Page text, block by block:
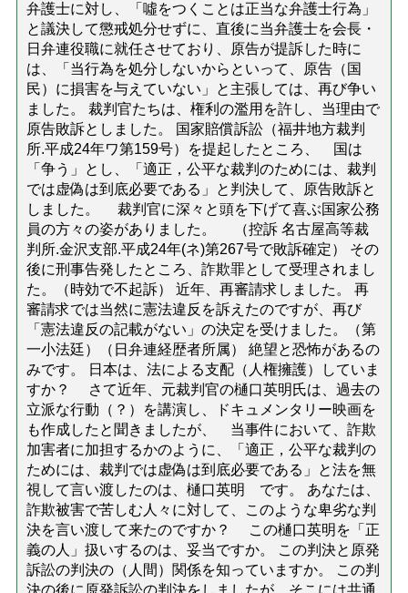
弁護士に対し、「噓をつくことは正当な弁護士行為」
と議決して懲戒処分せずに、直後に当弁護士を会長・
日弁連役職に就任させており、原告が提訴した時に
は、「当行為を処分しないからといって、原告（国
民）に損害を与えていない」と主張しては、再び争い
ました。 裁判官たちは、権利の濫用を許し、当理由で
原告敗訴としました。 国家賠償訴訟（福井地方裁判
所.平成24年ワ第159号）を提起したところ、 国は
「争う」とし、「適正，公平な裁判のためには、裁判
では虚偽は到底必要である」と判決して、原告敗訴と
しました。 裁判官に深々と頭を下げて喜ぶ国家公務
員の方々の姿がありました。 （控訴 名古屋高等裁
判所.金沢支部.平成24年(ネ)第267号で敗訴確定） その
後に刑事告発したところ、詐欺罪として受理されまし
た。（時効で不起訴） 近年、再審請求しました。 再
審請求では当然に憲法違反を訴えたのですが、再び
「憲法違反の記載がない」の決定を受けました。（第
一小法廷）（日弁連経歴者所属） 絶望と恐怖があるの
みです。 日本は、法による支配（人権擁護）していま
すか？ さて近年、元裁判官の樋口英明氏は、過去の
立派な行動（？）を講演し、ドキュメンタリー映画を
も作成したと聞きましたが、 当事件において、詐欺
加害者に加担するかのように、「適正，公平な裁判の
ためには、裁判では虚偽は到底必要である」と法を無
視して言い渡したのは、樋口英明 です。 あなたは、
詐欺被害で苦しむ人々に対して、このような卑劣な判
決を言い渡して来たのですか？ この樋口英明を「正
義の人」扱いするのは、妥当ですか。 この判決と原発
訴訟の判決の（人間）関係を知っていますか。 この判
決の後に原発訴訟の判決をしましたが、そこには共通